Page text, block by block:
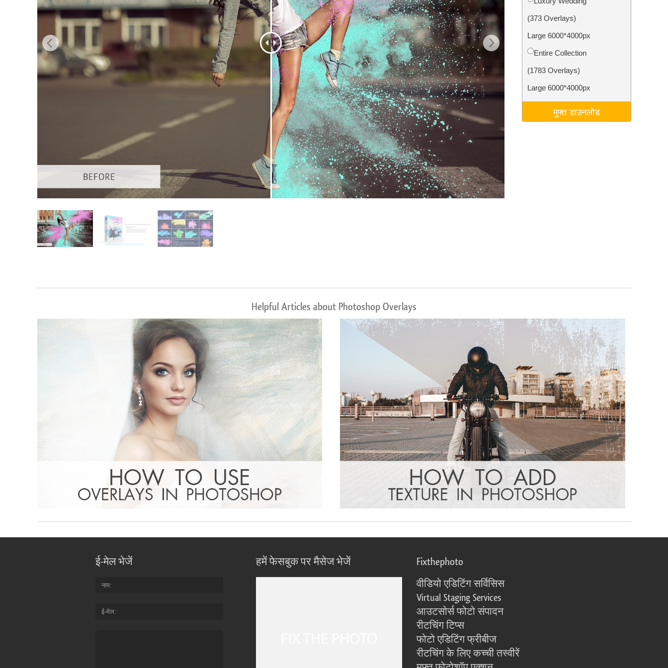
उत्पाद सुधार सेवाएं ज्वैलरी रीटचिंग सर्विसेज एआई प्रशिक्षण डेटा
(373 Overlays)
Large 6000*4000px
Entire Collection
(1783 Overlays)
Large 6000*4000px
मुफ्त डाउनलोड
Helpful Articles about Photoshop Overlays
ई-मेल भेजें
नाम
ई-मेल
हमें फेसबुक पर मैसेज भेजें Fixthephoto
वीडियो एडिटिंग सर्विसिस
Virtual Staging Services
आउटसोर्स फोटो संपादन
रीटचिंग टिप्स
फोटो एडिटिंग फ्रीबीज
रीटचिंग के लिए कच्ची तस्वीरें